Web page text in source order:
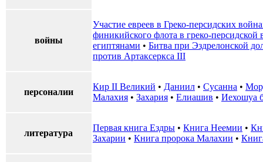
войны
Участие евреев в Греко-персидских
финикийского флота в греко-персидской
египтянами • Битва при Эздрелонской
против Артаксеркса III
персоналии
Кир II Великий • Даниил • Сусанна •
Малахия • Захария • Елиашив • Иехошуа
литература
Первая книга Ездры • Книга Неемии •
Захарии • Книга пророка Малахии •